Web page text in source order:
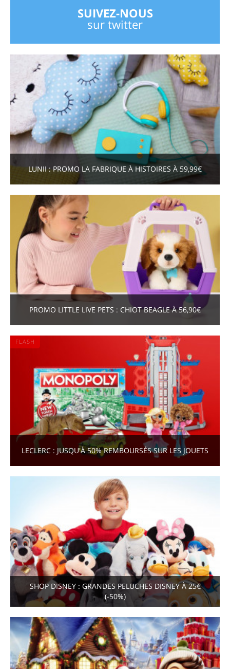
SUIVEZ-NOUS
sur twitter
LUNII : PROMO LA FABRIQUE À HISTOIRES À 59,99€
PROMO LITTLE LIVE PETS : CHIOT BEAGLE À 56,90€
FLASH
LECLERC : JUSQU'À 50% REMBOURSÉS SUR LES JOUETS
SHOP DISNEY : GRANDES PELUCHES DISNEY À 25€
(-50%)